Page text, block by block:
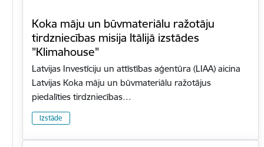
Koka māju un būvmateriālu ražotāju
tirdzniecības misija Itālijā izstādes
"Klimahouse"
Latvijas Investīciju un attīstības aģentūra (LIAA) aicina
Latvijas Koka māju un būvmateriālu ražotājus
piedalīties tirdzniecības…
Izstāde